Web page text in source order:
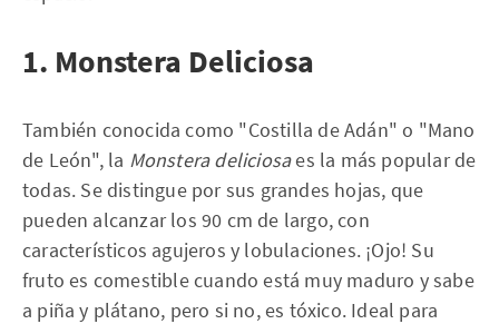
1. Monstera Deliciosa
También conocida como "Costilla de Adán" o "Mano
de León", la Monstera deliciosaes la más popular de
todas. Se distingue por sus grandes hojas, que
pueden alcanzar los 90 cm de largo, con
característicos agujeros y lobulaciones. ¡Ojo! Su
fruto es comestible cuando está muy maduro y sabe
a piña y plátano, pero si no, es tóxico. Ideal para